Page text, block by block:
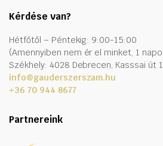
Kérdése van?
Hétfőtől – Péntekig: 9:00-15:00
(Amennyiben nem ér el minket, 1
Székhely: 4028 Debrecen, Kasssai út
info@gauderszerszam.hu
+36 70 944 8677
Partnereink